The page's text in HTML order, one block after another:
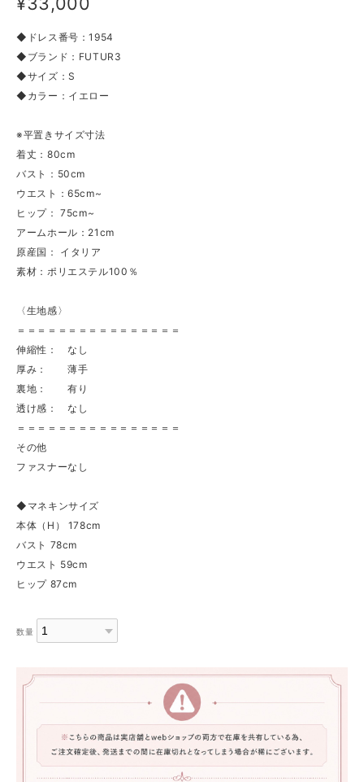
◆ドレス番号：1954
◆ブランド：FUTUR3
◆サイズ：S
◆カラー：イエロー
※平置きサイズ寸法
着丈：80cm
バスト：50cm
ウエスト：65cm~
ヒップ： 75cm~
アームホール：21cm
原産国： イタリア
素材：ポリエステル100％
〈生地感〉
＝＝＝＝＝＝＝＝＝＝＝＝＝＝＝＝
伸縮性： なし
厚み： 薄手
裏地： 有り
透け感： なし
＝＝＝＝＝＝＝＝＝＝＝＝＝＝＝＝
その他
ファスナーなし
◆マネキンサイズ
本体（H） 178cm
バスト 78cm
ウエスト 59cm
ヒップ 87cm
数量